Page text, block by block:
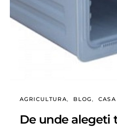
AGRICULTURA BLOG
De unde alegeti